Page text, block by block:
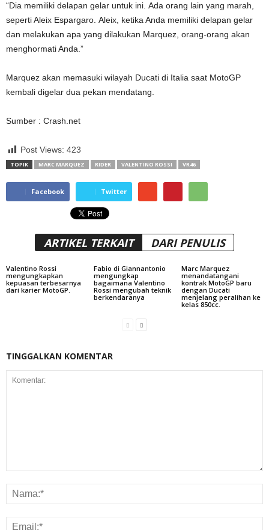
“Dia memiliki delapan gelar untuk ini. Ada orang lain yang marah,
seperti Aleix Espargaro. Aleix, ketika Anda memiliki delapan gelar
dan melakukan apa yang dilakukan Marquez, orang-orang akan
menghormati Anda.”
Marquez akan memasuki wilayah Ducati di Italia saat MotoGP
kembali digelar dua pekan mendatang.
Sumber : Crash.net
Post Views: 423
TOPIK MARC MARQUEZ RIDER VALENTINO ROSSI VR46
Facebook Twitter
ARTIKEL TERKAIT DARI PENULIS
Valentino Rossi
mengungkapkan
kepuasan terbesarnya
dari karier MotoGP.
Fabio di Giannantonio
mengungkap
bagaimana Valentino
Rossi mengubah teknik
berkendaranya
Marc Marquez
menandatangani
kontrak MotoGP baru
dengan Ducati
menjelang peralihan ke
kelas 850cc.
TINGGALKAN KOMENTAR